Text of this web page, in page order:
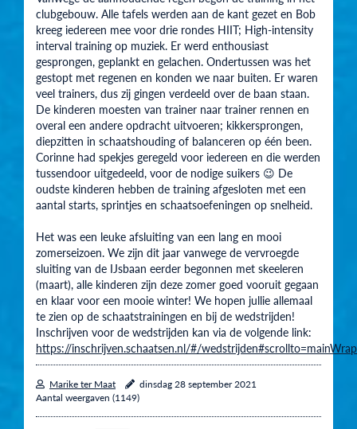
clubgebouw. Alle tafels werden aan de kant gezet en Bob
kreeg iedereen mee voor drie rondes HIIT; High-intensity
interval training op muziek. Er werd enthousiast
gesprongen, geplankt en gelachen. Ondertussen was het
gestopt met regenen en konden we naar buiten. Er waren
veel trainers, dus zij gingen verdeeld over de baan staan.
De kinderen moesten van trainer naar trainer rennen en
overal een andere opdracht uitvoeren; kikkersprongen,
diepzitten in schaatshouding of balanceren op één been.
Corinne had spekjes geregeld voor iedereen en die werden
tussendoor uitgedeeld, voor de nodige suikers 😉 De
oudste kinderen hebben de training afgesloten met een
aantal starts, sprintjes en schaatsoefeningen op snelheid.
Het was een leuke afsluiting van een lang en mooi
zomerseizoen. We zijn dit jaar vanwege de vervroegde
sluiting van de IJsbaan eerder begonnen met skeeleren
(maart), alle kinderen zijn deze zomer goed vooruit gegaan
en klaar voor een mooie winter! We hopen jullie allemaal
te zien op de schaatstrainingen en bij de wedstrijden!
Inschrijven voor de wedstrijden kan via de volgende link:
https://inschrijven.schaatsen.nl/#/wedstrijden#scrollto=mainWrap
Marike ter Maat
dinsdag 28 september 2021
Aantal weergaven (1149)